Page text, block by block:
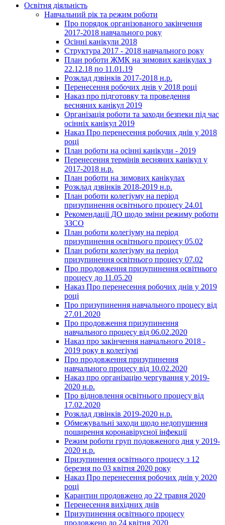
Освітня діяльність
Навчальний рік та режим роботи
Про порядок організованого закінчення
2017-2018 навчального року
Осінні канікули 2018
Структура 2017 - 2018 навчального року
План роботи ЖМК на зимових канікулах з
22.12.18 по 11.01.19
Розклад дзвінків 2017-2018 н.р.
Перенесення робочих днів у 2018 році
Наказ про підготовку та проведення
весняних канікул 2019
Організація роботи та заходи безпеки під час
осінніх канікул 2019
Наказ Про перенесення робочих днів у 2018
році
План роботи на осінні канікули - 2019
Перенесення термінів весняних канікул у
2017-2018 н.р.
План роботи на зимових канікулах
Розклад дзвінків 2018-2019 н.р.
План роботи колегіуму на період
призупинення освітнього процесу 24.01
Рекомендації ДО щодо зміни режиму роботи
ЗЗСО
План роботи колегіуму на період
призупинення освітнього процесу 05.02
План роботи колегіуму на період
призупинення освітнього процесу 07.02
Про продовження призупинення освітнього
процесу до 11.05.20
Наказ Про перенесення робочих днів у 2019
році
Про призупинення навчального процесу від
27.01.2020
Про продовження призупинення
навчального процесу від 06.02.2020
Наказ про закінчення навчального 2018 -
2019 року в колегіумі
Про продовження призупинення
навчального процесу від 10.02.2020
Наказ про організацію чергування у 2019-
2020 н.р.
Про відновлення освітнього процесу від
17.02.2020
Розклад дзвінків 2019-2020 н.р.
Обмежувальні заходи щодо недопушення
поширення коронавірусної інфекції
Режим роботи груп подовженого дня у 2019-
2020 н.р.
Призупинення освітнього процесу з 12
березня по 03 квітня 2020 року
Наказ Про перенесення робочих днів у 2020
році
Карантин продовжено до 22 травня 2020
Перенесення вихідних днів
Призупинення освітнього процесу
продовжено до 24 квітня 2020